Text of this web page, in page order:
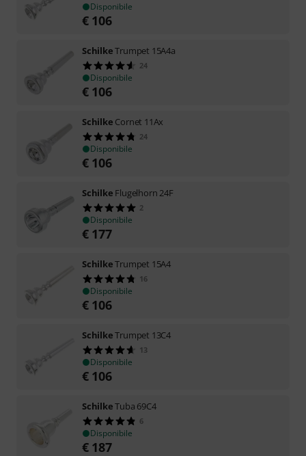
Disponibile
€ 106
SchilkeTrumpet 15A4a
24
Disponibile
€ 106
Schilke Cornet 11Ax
24
Disponibile
€ 106
Schilke Flugelhorn 24F
2
Disponibile
€ 177
SchilkeTrumpet 15A4
16
Disponibile
€ 106
SchilkeTrumpet 13C4
13
Disponibile
€ 106
SchilkeTuba 69C4
6
Disponibile
€ 187